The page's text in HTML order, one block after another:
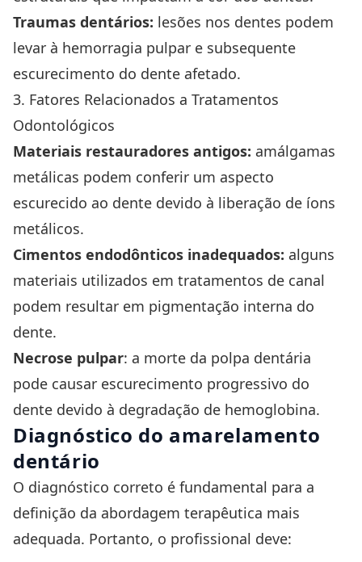
Traumas dentários: lesões nos dentes podem
levar à hemorragia pulpar e subsequente
escurecimento do dente afetado.
3. Fatores Relacionados a Tratamentos
Odontológicos
Materiais restauradores antigos: amálgamas
metálicas podem conferir um aspecto
escurecido ao dente devido à liberação de íons
metálicos.
Cimentos endodônticos inadequados: alguns
materiais utilizados em tratamentos de canal
podem resultar em pigmentação interna do
dente.
Necrose pulpar: a morte da polpa dentária
pode causar escurecimento progressivo do
dente devido à degradação de hemoglobina.
Diagnóstico do amarelamento
dentário
O diagnóstico correto é fundamental para a
definição da abordagem terapêutica mais
adequada. Portanto, o profissional deve: